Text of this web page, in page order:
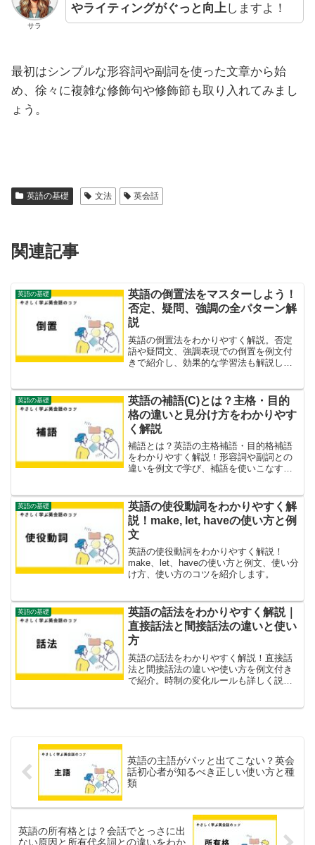
サラ
やライティングがぐっと向上しますよ！
最初はシンプルな形容詞や副詞を使った文章から始
め、徐々に複雑な修飾句や修飾節も取り入れてみまし
ょう。
英語の基礎 文法 英会話
関連記事
英語の基礎
英語の倒置法をマスターしよう！
否定、疑問、強調の全パターン解
説
英語の倒置法をわかりやすく解説。否定
語や疑問文、強調表現での倒置を例文付
きで紹介し、効果的な学習法も解説しま
英語の基礎
英語の補語(C)とは？主格・目的
格の違いと見分け方をわかりやす
く解説
補語とは？英語の主格補語・目的格補語
をわかりやすく解説！形容詞や副詞との
違いを例文で学び、補語を使いこなすコ
英語の基礎
英語の使役動詞をわかりやすく解
説！make, let, haveの使い方と例
文
英語の使役動詞をわかりやすく解説！
make、let、haveの使い方と例文、使い分
け方、使い方のコツを紹介します。
英語の基礎
英語の話法をわかりやすく解説｜
直接話法と間接話法の違いと使い
方
英語の話法をわかりやすく解説！直接話
法と間接話法の違いや使い方を例文付き
で紹介。時制の変化ルールも詳しく説明
英語の主語がパッと出てこない？英会
話初心者が知るべき正しい使い方と種
類
英語の所有格とは？会話でとっさに出
ない原因と所有代名詞との違いをわか